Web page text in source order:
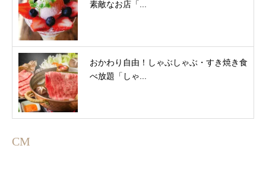
素敵なお店「...
おかわり自由！しゃぶしゃぶ・すき焼き食
べ放題「しゃ...
CM